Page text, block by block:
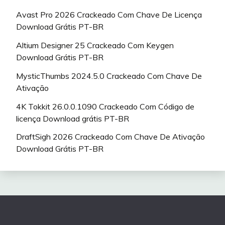
Avast Pro 2026 Crackeado Com Chave De Licença
Download Grátis PT-BR
Altium Designer 25 Crackeado Com Keygen
Download Grátis PT-BR
MysticThumbs 2024.5.0 Crackeado Com Chave De
Ativação
4K Tokkit 26.0.0.1090 Crackeado Com Código de
licença Download grátis PT-BR
DraftSigh 2026 Crackeado Com Chave De Ativação
Download Grátis PT-BR